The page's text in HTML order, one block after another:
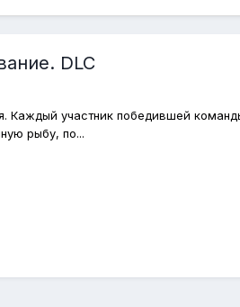
DLC
участник победившей
рыбу, по...